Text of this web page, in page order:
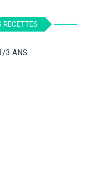
RECETTES
3 ANS